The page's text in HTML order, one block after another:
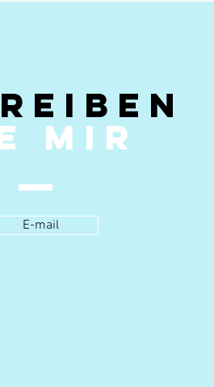
MIR
E-mail